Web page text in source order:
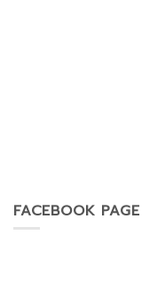
FACEBOOK PAGE